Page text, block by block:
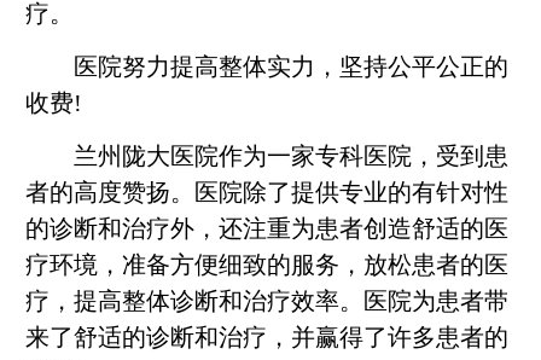
疗。
医院努力提高整体实力，坚持公平公正的
收费!
兰州陇大医院作为一家专科医院，受到患
者的高度赞扬。医院除了提供专业的有针对性
的诊断和治疗外，还注重为患者创造舒适的医
疗环境，准备方便细致的服务，放松患者的医
疗，提高整体诊断和治疗效率。医院为患者带
来了舒适的诊断和治疗，并赢得了许多患者的